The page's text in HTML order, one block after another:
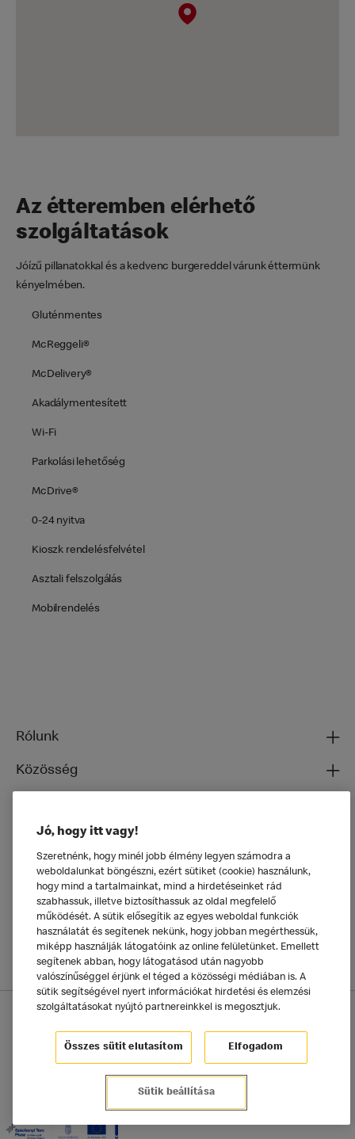
Az étteremben elérhető
szolgáltatások
Jóízű pillanatokkal és a kedvenc burgereddel várunk éttermünk
kényelmében.
Gluténmentes
McReggeli®
McDelivery®
Akadálymentesített
Wi-Fi
Parkolási lehetőség
McDrive®
0-24 nyitva
Kioszk rendelésfelvétel
Asztali felszolgálás
Mobilrendelés
Rólunk
Közösség
Általános
Adatkezelési tájékoztató
McDonald's Alkalmazás Sütik beállítása
©2025 McDonald's Magyarország
Jó, hogy itt vagy!
Szeretnénk, hogy minél jobb élmény legyen számodra a
weboldalunkat böngészni, ezért sütiket (cookie) használunk,
hogy mind a tartalmainkat, mind a hirdetéseinket rád
szabhassuk, illetve biztosíthassuk az oldal megfelelő
működését. A sütik elősegítik az egyes weboldal funkciók
használatát és segítenek nekünk, hogy jobban megérthessük,
miképp használják látogatóink az online felületünket. Emellett
segítenek abban, hogy látogatásod után nagyobb
valószínűséggel érjünk el téged a közösségi médiában is. A
sütik segítségével nyert információkat hirdetési és elemzési
szolgáltatásokat nyújtó partnereinkkel is megosztjuk.
Összes sütit elutasítom Elfogadom
Sütik beállítása